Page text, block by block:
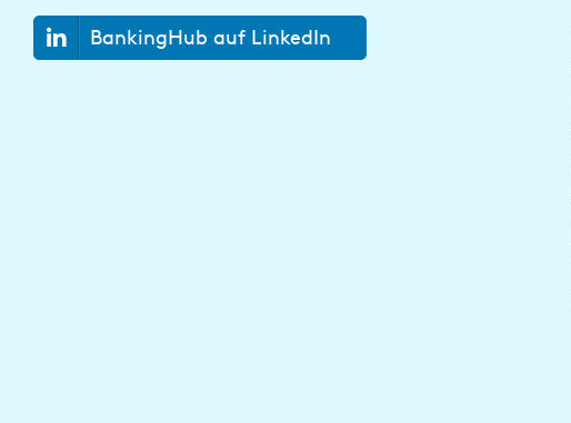
BankingHub auf LinkedIn